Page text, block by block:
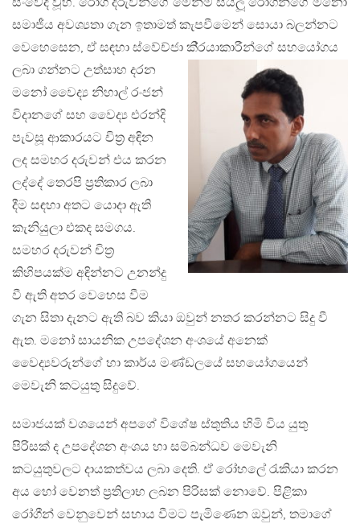
සමාජීය අවශ්‍යතා ගැන ඉතාමත් කැපවීමෙන් සොයා බලන්නට
වෙහෙසෙන, ඒ සඳහා ස්වේච්ජා කි‍්‍රයාකාරීන්ගේ සහයෝගය
ලබා ගන්නට උත්සාහ දරන
මනෝ වෛද්‍ය නිහාල් රංජන්
විදානගේ සහ වෛද්‍ය එරන්දි
පැවසූ ආකාරයට චිත‍්‍ර අඳින
ලද සමහර දරුවන් එය කරන
ලද්දේ තෙරපි ප‍්‍රතිකාර ලබා
දීම සඳහා අතට යොදා ඇති
කැනියුලා එකද සමගය.
සමහර දරුවන් චිත‍්‍ර
කිහිපයක්ම අඳින්නට උනන්දු
වී ඇති අතර වෙහෙස වීම
ගැන සිතා දැනට ඇති බව කියා ඔවුන් නතර කරන්නට සිදු වී
ඇත. මනෝ සායනික උපදේශන අංශයේ අනෙක්
වෛද්‍යවරුන්ගේ හා කාර්ය මණ්ඩලයේ සහයෝගයෙන්
මෙවැනි කටයුතු සිදුවේ.
සමාජයක් වශයෙන් අපගේ විශේෂ ස්තුතිය හිමි විය යුතු
පිරිසක් ද උපදේශන අංශය හා සම්බන්ධව මෙවැනි
කටයුතුවලට දායකත්වය ලබා දෙති. ඒ රෝහලේ රැකියා කරන
අය හෝ වෙනත් ප‍්‍රතිලාභ ලබන පිරිසක් නොවේ. පිළිකා
රෝගීන් වෙනුවෙන් සහාය වීමට පැමිණෙන ඔවුන්, තමාගේ